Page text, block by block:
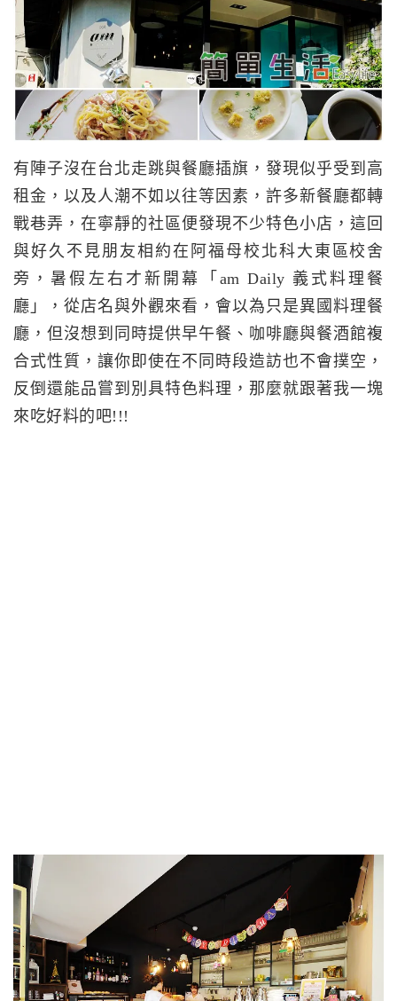
有陣子沒在台北走跳與餐廳插旗，發現似乎受到高
租金，以及人潮不如以往等因素，許多新餐廳都轉
戰巷弄，在寧靜的社區便發現不少特色小店，這回
與好久不見朋友相約在阿福母校北科大東區校舍
旁，暑假左右才新開幕「am Daily 義式料理餐
廳」，從店名與外觀來看，會以為只是異國料理餐
廳，但沒想到同時提供早午餐、咖啡廳與餐酒館複
合式性質，讓你即使在不同時段造訪也不會撲空，
反倒還能品嘗到別具特色料理，那麼就跟著我一塊
來吃好料的吧!!!